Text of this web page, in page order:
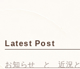
Latest Post
お知らせ と 近況と